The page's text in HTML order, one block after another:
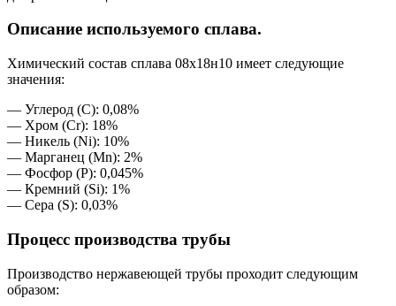
Описание используемого сплава.
Химический состав сплава 08х18н10 имеет следующие
значения:
— Углерод (C): 0,08%
— Хром (Cr): 18%
— Никель (Ni): 10%
— Марганец (Mn): 2%
— Фосфор (P): 0,045%
— Кремний (Si): 1%
— Серa (S): 0,03%
Процесс производства трубы
Производство нержавеющей трубы проходит следующим
образом: